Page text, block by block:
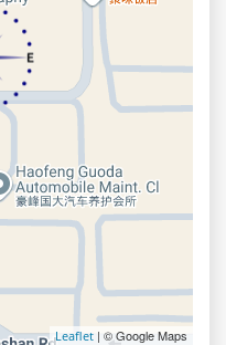
Leaflet | © Google Maps